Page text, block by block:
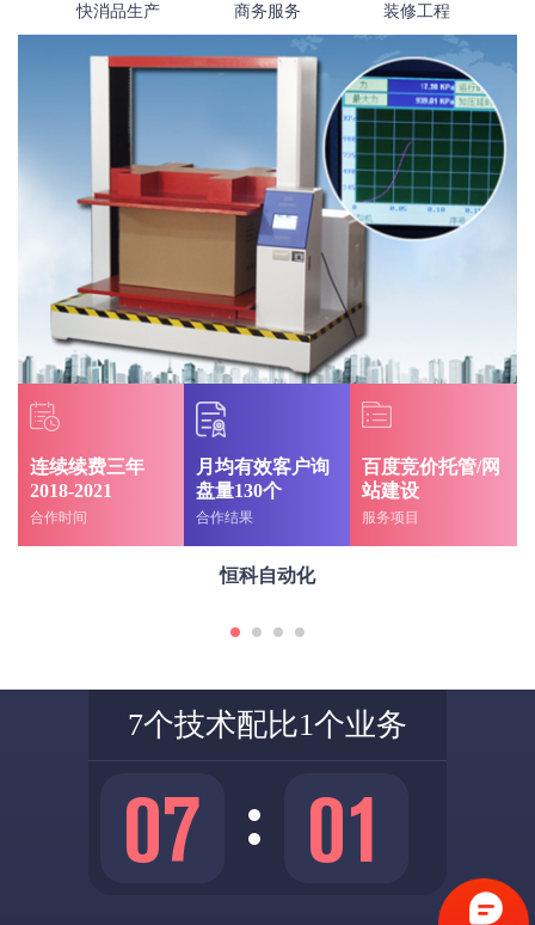
快消品生产 商务服务 装修工程
连续续费三年
2018-2021
合作时间
月均有效客户询
盘量130个
合作结果
百度竞价托管/网
站建设
服务项目
恒科自动化
7个技术配比1个业务
07 01